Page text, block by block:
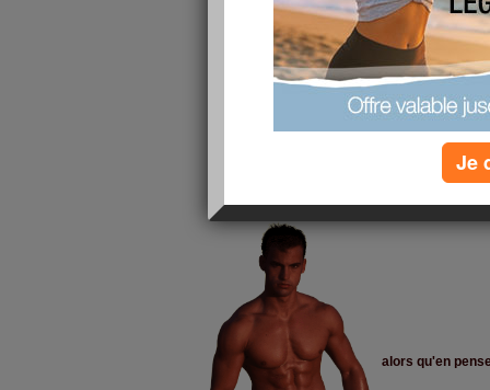
quel temps magnifique par ici chaleur et
mais je peux vous proposer cette image
alors qu'en
Je